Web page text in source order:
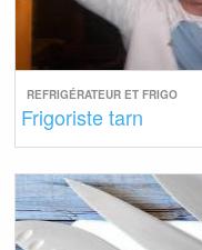
REFRIGÉRATEUR ET FRIGO
Frigoriste tarn